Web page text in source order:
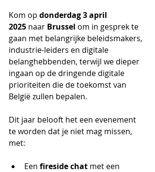
Kom op donderdag 3 april
2025 naar Brussel om in gesprek te
gaan met belangrijke beleidsmakers,
industrie-leiders en digitale
belanghebbenden, terwijl we dieper
ingaan op de dringende digitale
prioriteiten die de toekomst van
België zullen bepalen.
Dit jaar belooft het een evenement
te worden dat je niet mag missen,
met:
Een fireside chat met een